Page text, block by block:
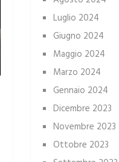
Luglio 2024
Giugno 2024
Maggio 2024
Marzo 2024
Gennaio 2024
Dicembre 2023
Novembre 2023
Ottobre 2023